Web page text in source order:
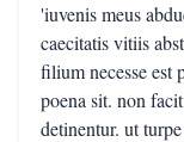
'iuvenis meus
caecitatis vitiis
filium necesse est
poena sit. non
detinentur. ut